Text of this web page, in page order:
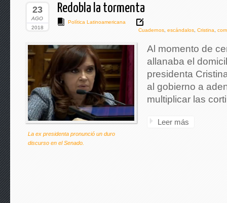
23
AGO
2018
Redobla la tormenta
Política Latinoamericana
Cuadernos escándalos Cristina
La ex presidenta pronunció un duro
discurso en el Senado.
Al momento de
allanaba el
presidenta
al gobierno a
multiplicar las
Leer más